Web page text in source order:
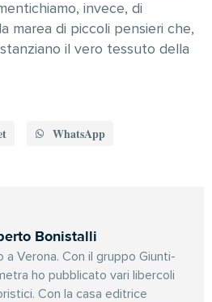
invece, di
marea di piccoli pensieri che,
il vero tessuto della
WhatsApp
Bonistalli
a Verona. Con il gruppo Giunti-
ho pubblicato vari libercoli
Con la casa editrice